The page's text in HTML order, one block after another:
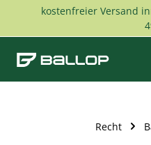
Zum Hauptinhalt springen
kostenfreier Versand
Recht